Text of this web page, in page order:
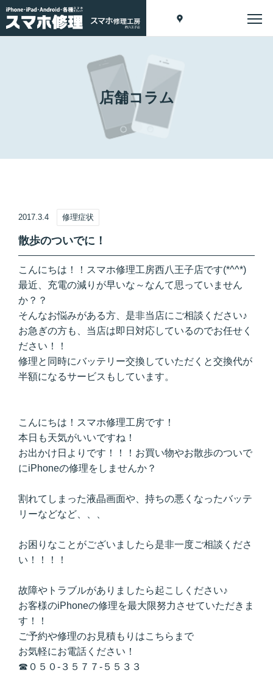
店舗コラム
2017.3.4 修理症状
散歩のついでに！
こんにちは！！スマホ修理工房西八王子店です(*^^*)
最近、充電の減りが早いな～なんて思っていません
か？？
そんなお悩みがある方、是非当店にご相談ください♪
お急ぎの方も、当店は即日対応しているのでお任せく
ださい！！
修理と同時にバッテリー交換していただくと交換代が
半額になるサービスもしています。
こんにちは！スマホ修理工房です！
本日も天気がいいですね！
お出かけ日よりです！！！お買い物やお散歩のついで
にiPhoneの修理をしませんか？
割れてしまった液晶画面や、持ちの悪くなったバッテ
リーなどなど、、、
お困りなことがございましたら是非一度ご相談くださ
い！！！！
故障やトラブルがありましたら起こしください♪
お客様のiPhoneの修理を最大限努力させていただきま
す！！
ご予約や修理のお見積もりはこちらまで
お気軽にお電話ください！
☎０５０-３５７７-５５３３